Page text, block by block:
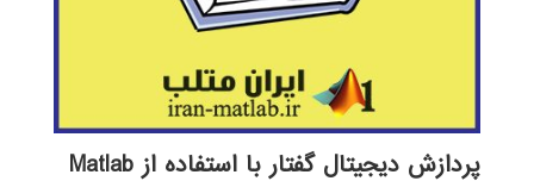
پردازش دیجیتال گفتار با استفاده از Matlab